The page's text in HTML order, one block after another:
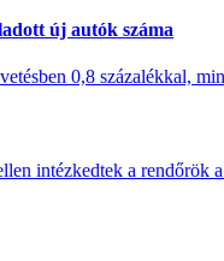
új autók száma
0,8 százalékkal,
intézkedtek a rendőrök